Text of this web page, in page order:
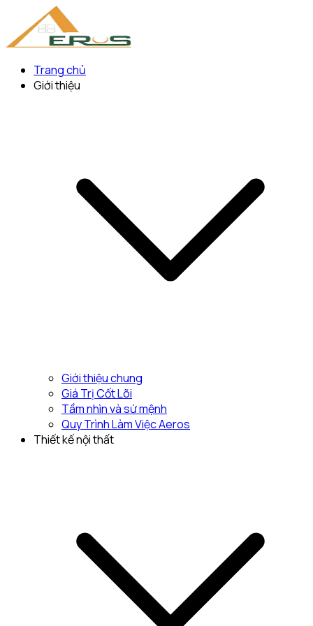
Trang chủ
Giới thiệu
Giới thiệu chung
Giá Trị Cốt Lõi
Tầm nhìn và sứ mệnh
Quy Trình Làm Việc Aeros
Thiết kế nội thất